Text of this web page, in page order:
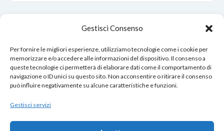
Gestisci Consenso
Per fornire le migliori esperienze, utilizziamo tecnologie come i cookie per
memorizzare e/o accedere alle informazioni del dispositivo. Il consenso a
queste tecnologie ci permetterà di elaborare dati come il comportamento di
navigazione o ID unici su questo sito. Non acconsentire o ritirare il consenso
può influire negativamente su alcune caratteristiche e funzioni.
Gestisci servizi
EdoardoCoen.it © Copyright 2017 – 2026
Tutti i diritti sono riservati.